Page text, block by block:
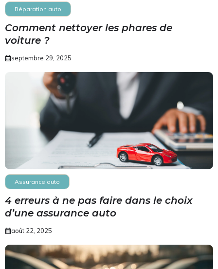
Réparation auto
Comment nettoyer les phares de
voiture ?
septembre 29, 2025
Assurance auto
4 erreurs à ne pas faire dans le choix
d’une assurance auto
août 22, 2025